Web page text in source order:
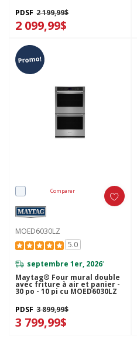
PDSF 2 199,99$
2 099,99$
Promo!
Comparer
MOED6030LZ
5.0
septembre 1er, 2026*
Maytag® Four mural double
avec friture à air et panier -
30 po - 10 pi cu MOED6030LZ
PDSF 3 899,99$
3 799,99$